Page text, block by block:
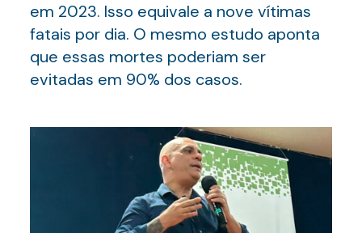
em 2023. Isso equivale a nove vítimas
fatais por dia. O mesmo estudo aponta
que essas mortes poderiam ser
evitadas em 90% dos casos.